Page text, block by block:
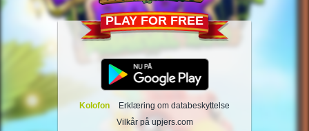
PLAY FOR FREE
Kolofon
Erklæring om databeskyttelse
Vilkår på upjers.com